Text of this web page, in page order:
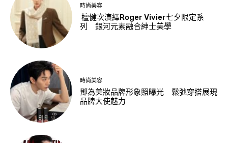
時尚美容
檀健次演繹Roger Vivier七夕限定系
列 銀河元素融合紳士美學
時尚美容
鄧為美妝品牌形象照曝光 鬆弛穿搭展現
品牌大使魅力